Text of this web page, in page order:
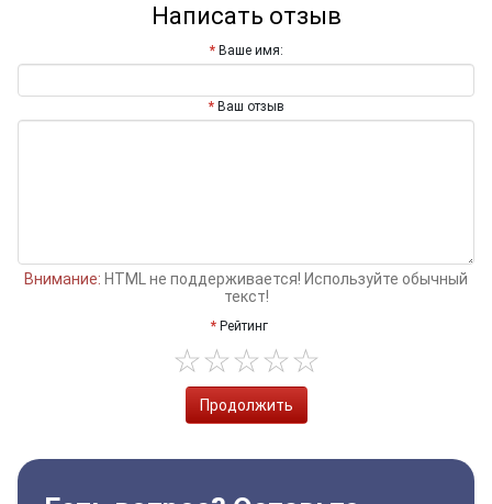
Написать отзыв
Ваше имя:
Ваш отзыв
Внимание: HTML не поддерживается! Используйте обычный
текст!
Рейтинг
Продолжить